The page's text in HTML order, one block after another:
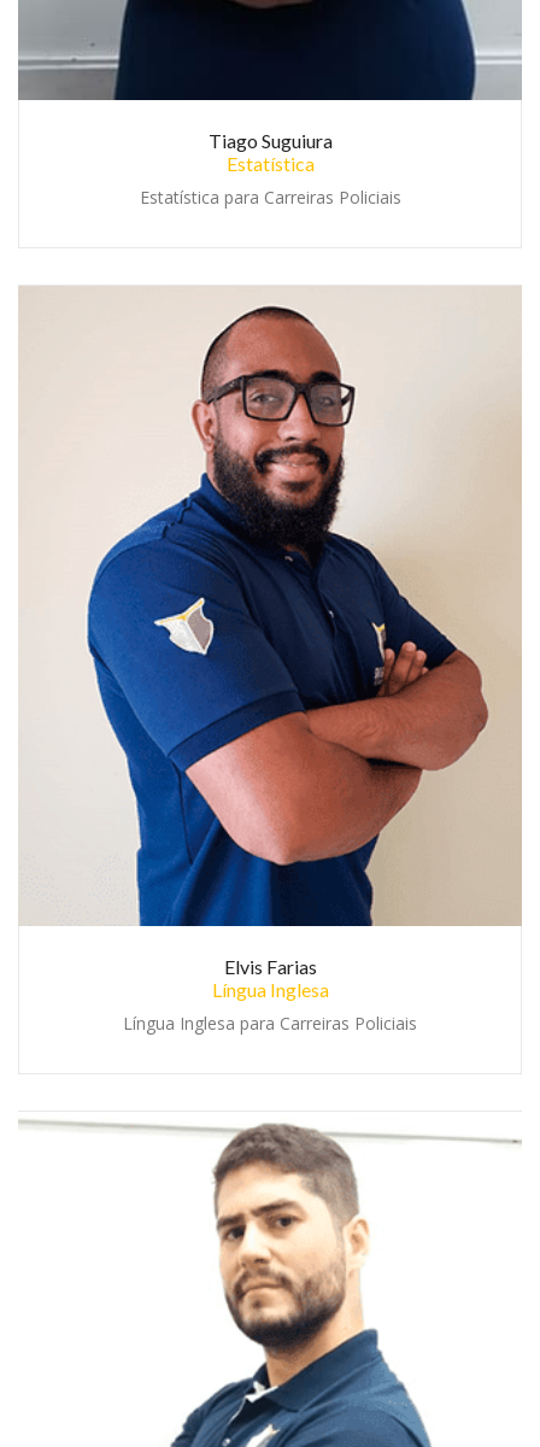
Tiago Suguiura
Estatística
Estatística para Carreiras Policiais
Elvis Farias
Língua Inglesa
Língua Inglesa para Carreiras Policiais